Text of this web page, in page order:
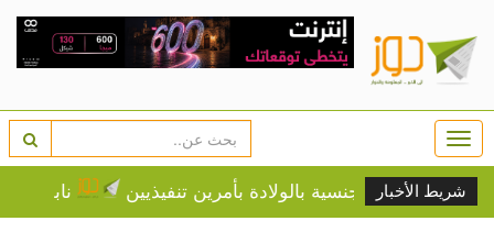
شريط الأخبار
الجنسية بالولادة بأمرين تنفيذيين نابلس: الجيش